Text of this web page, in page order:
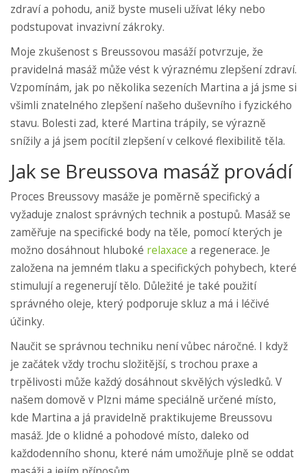
zdraví a pohodu, aniž byste museli užívat léky nebo
podstupovat invazivní zákroky.
Moje zkušenost s Breussovou masáží potvrzuje, že
pravidelná masáž může vést k výraznému zlepšení zdraví.
Vzpomínám, jak po několika sezeních Martina a já jsme si
všimli znatelného zlepšení našeho duševního i fyzického
stavu. Bolesti zad, které Martina trápily, se výrazně
snížily a já jsem pocítil zlepšení v celkové flexibilitě těla.
Jak se Breussova masáž provádí
Proces Breussovy masáže je poměrně specifický a
vyžaduje znalost správných technik a postupů. Masáž se
zaměřuje na specifické body na těle, pomocí kterých je
možno dosáhnout hluboké relaxace a regenerace. Je
založena na jemném tlaku a specifických pohybech, které
stimulují a regenerují tělo. Důležité je také použití
správného oleje, který podporuje skluz a má i léčivé
účinky.
Naučit se správnou techniku není vůbec náročné. I když
je začátek vždy trochu složitější, s trochou praxe a
trpělivosti může každý dosáhnout skvělých výsledků. V
našem domově v Plzni máme speciálně určené místo,
kde Martina a já pravidelně praktikujeme Breussovu
masáž. Jde o klidné a pohodové místo, daleko od
každodenního shonu, které nám umožňuje plně se oddat